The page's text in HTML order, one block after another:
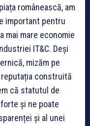
românească, am
important pentru
mai mare economie
IT&C. Deși
mizăm pe
construită
că statutul de
și ne poate
și al unei